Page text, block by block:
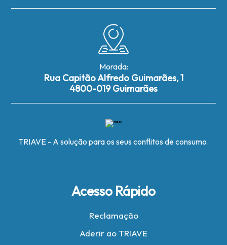
Morada:
Rua Capitão Alfredo Guimarães, 1
4800-019 Guimarães
TRIAVE - A solução para os seus conflitos de consumo.
Acesso Rápido
Reclamação
Aderir ao TRIAVE